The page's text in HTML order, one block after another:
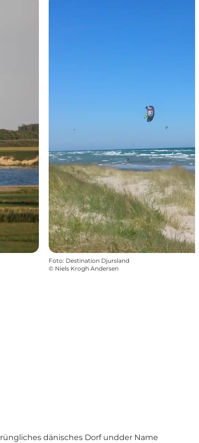
Foto: Destination Djursland
© Niels Krogh Andersen
dänisches Dorf undder Name